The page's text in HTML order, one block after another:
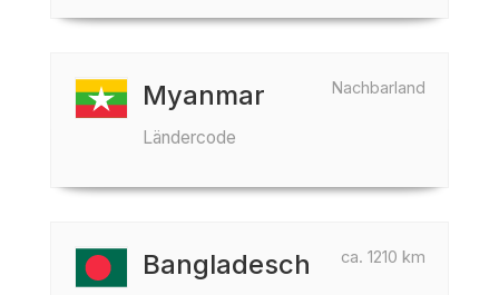
Nachbarland
Myanmar
Ländercode
ca. 1210 km
Bangladesch